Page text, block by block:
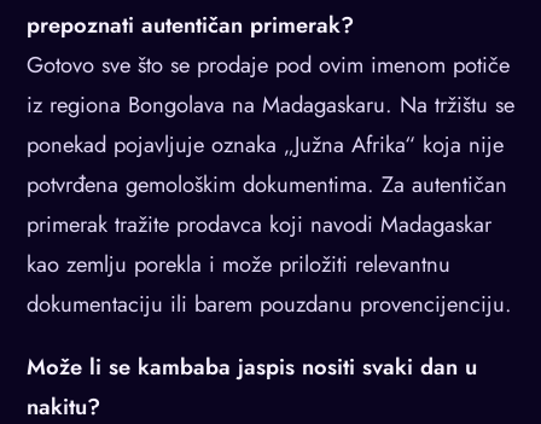
prepoznati autentičan primerak?
Gotovo sve što se prodaje pod ovim imenom potiče
iz regiona Bongolava na Madagaskaru. Na tržištu se
ponekad pojavljuje oznaka „Južna Afrika“ koja nije
potvrđena gemološkim dokumentima. Za autentičan
primerak tražite prodavca koji navodi Madagaskar
kao zemlju porekla i može priložiti relevantnu
dokumentaciju ili barem pouzdanu provencijenciju.
Može li se kambaba jaspis nositi svaki dan u
nakitu?